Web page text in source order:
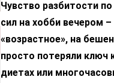
Чувство разбитости
сил на хобби вечером
«возрастное», на
просто потеряли ключ
диетах или